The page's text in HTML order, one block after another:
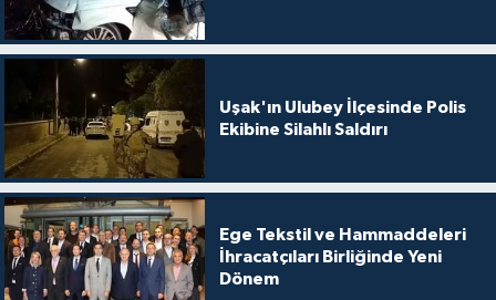
Uşak'ın Ulubey İlçesinde Polis
Ekibine Silahlı Saldırı
Ege Tekstil ve Hammaddeleri
İhracatçıları Birliğinde Yeni
Dönem